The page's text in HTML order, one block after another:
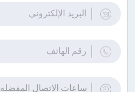
ساعات الاتصال المفضله